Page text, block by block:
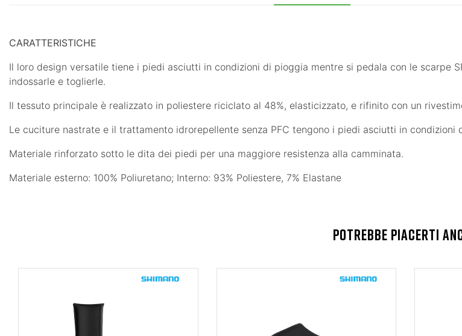
CARATTERISTICHE
Il loro design versatile tiene i piedi asciutti in condizioni di pioggia mentre si pedala con le scarpe
indossarle e toglierle.
Il tessuto principale è realizzato in poliestere riciclato al 48%, elasticizzato, e rifinito con un
Le cuciture nastrate e il trattamento idrorepellente senza PFC tengono i piedi asciutti in
Materiale rinforzato sotto le dita dei piedi per una maggiore resistenza alla camminata.
Materiale esterno: 100% Poliuretano; Interno: 93% Poliestere, 7% Elastane
POTREBBE PIACERTI